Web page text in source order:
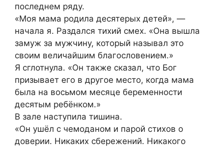
последнем ряду.
«Моя мама родила десятерых детей», —
начала я. Раздался тихий смех. «Она вышла
замуж за мужчину, который называл это
своим величайшим благословением.»
Я сглотнула. «Он также сказал, что Бог
призывает его в другое место, когда мама
была на восьмом месяце беременности
десятым ребёнком.»
В зале наступила тишина.
«Он ушёл с чемоданом и парой стихов о
доверии. Никаких сбережений. Никакого